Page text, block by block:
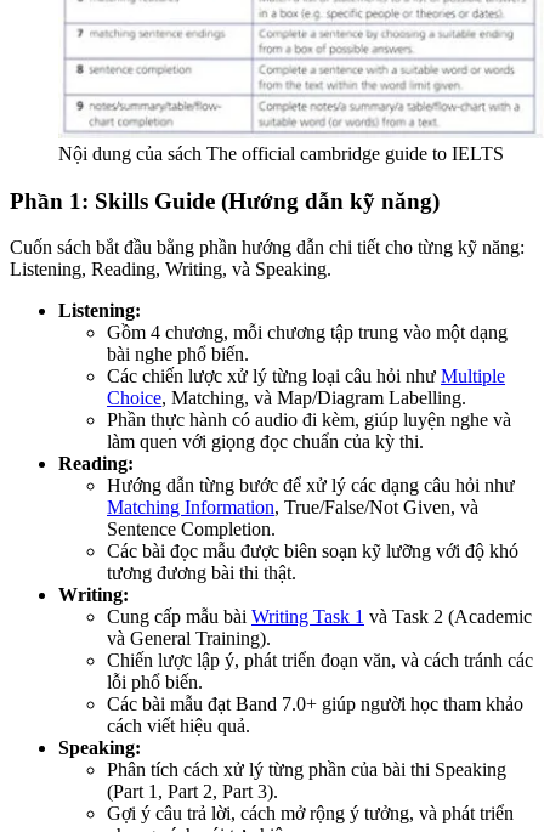
Nội dung của sách The official cambridge guide to IELTS
Phần 1: Skills Guide (Hướng dẫn kỹ năng)
Cuốn sách bắt đầu bằng phần hướng dẫn chi tiết cho từng kỹ năng:
Listening, Reading, Writing, và Speaking.
Listening:
Gồm 4 chương, mỗi chương tập trung vào một dạng
bài nghe phổ biến.
Các chiến lược xử lý từng loại câu hỏi như Multiple
Choice, Matching, và Map/Diagram Labelling.
Phần thực hành có audio đi kèm, giúp luyện nghe và
làm quen với giọng đọc chuẩn của kỳ thi.
Reading:
Hướng dẫn từng bước để xử lý các dạng câu hỏi như
Matching Information, True/False/Not Given, và
Sentence Completion.
Các bài đọc mẫu được biên soạn kỹ lưỡng với độ khó
tương đương bài thi thật.
Writing:
Cung cấp mẫu bài Writing Task 1 và Task 2 (Academic
và General Training).
Chiến lược lập ý, phát triển đoạn văn, và cách tránh các
lỗi phổ biến.
Các bài mẫu đạt Band 7.0+ giúp người học tham khảo
cách viết hiệu quả.
Speaking:
Phân tích cách xử lý từng phần của bài thi Speaking
(Part 1, Part 2, Part 3).
Gợi ý câu trả lời, cách mở rộng ý tưởng, và phát triển